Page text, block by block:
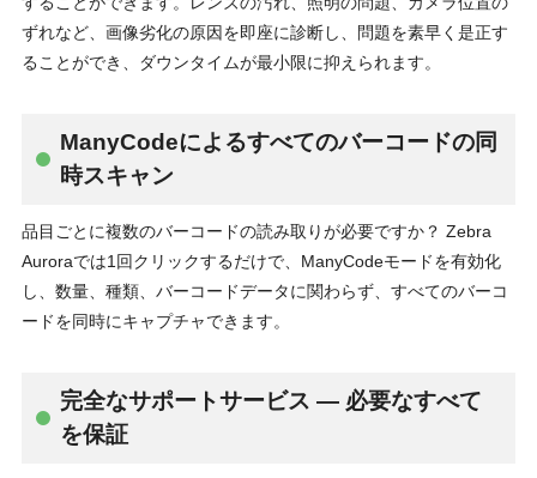
ずれなど、画像劣化の原因を即座に診断し、問題を素早く是正す
ることができ、ダウンタイムが最小限に抑えられます。
ManyCodeによるすべてのバーコードの同
時スキャン
品目ごとに複数のバーコードの読み取りが必要ですか？ Zebra
Auroraでは1回クリックするだけで、ManyCodeモードを有効化
し、数量、種類、バーコードデータに関わらず、すべてのバーコ
ードを同時にキャプチャできます。
完全なサポートサービス — 必要なすべて
を保証